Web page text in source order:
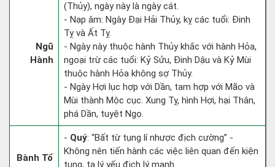
Ngũ
Hành
(Thủy), ngày này là ngày cát.
- Nạp âm: Ngày Đại Hải Thủy, kỵ các tuổi: Đinh
Tỵ và Ất Tỵ.
- Ngày này thuộc hành Thủy khắc với hành Hỏa,
ngoại trừ các tuổi: Kỷ Sửu, Đinh Dậu và Kỷ Mùi
thuộc hành Hỏa không sợ Thủy.
- Ngày Hợi lục hợp với Dần, tam hợp với Mão và
Mùi thành Mộc cục. Xung Tỵ, hình Hợi, hại Thân,
phá Dần, tuyệt Ngọ.
Bành Tổ
- Quý: “Bất từ tụng lí nhược địch cường” -
Không nên tiến hành các việc liên quan đến kiện
tụng, ta lý yếu địch lý mạnh